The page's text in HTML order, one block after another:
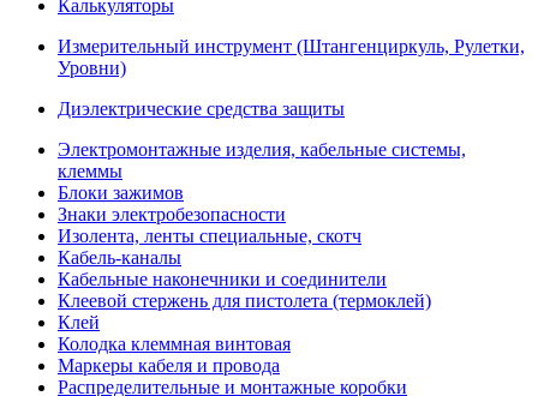
Калькуляторы
Измерительный инструмент (Штангенциркуль, Рулетки,
Уровни)
Диэлектрические средства защиты
Электромонтажные изделия, кабельные системы,
клеммы
Блоки зажимов
Знаки электробезопасности
Изолента, ленты специальные, скотч
Кабель-каналы
Кабельные наконечники и соединители
Клеевой стержень для пистолета (термоклей)
Клей
Колодка клеммная винтовая
Маркеры кабеля и провода
Распределительные и монтажные коробки